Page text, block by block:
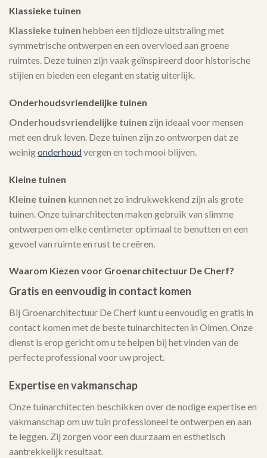
Klassieke tuinen
Klassieke tuinen hebben een tijdloze uitstraling met
symmetrische ontwerpen en een overvloed aan groene
ruimtes. Deze tuinen zijn vaak geïnspireerd door historische
stijlen en bieden een elegant en statig uiterlijk.
Onderhoudsvriendelijke tuinen
Onderhoudsvriendelijke tuinen zijn ideaal voor mensen
met een druk leven. Deze tuinen zijn zo ontworpen dat ze
weinigonderhoudvergen en toch mooi blijven.
Kleine tuinen
Kleine tuinen kunnen net zo indrukwekkend zijn als grote
tuinen. Onze tuinarchitecten maken gebruik van slimme
ontwerpen om elke centimeter optimaal te benutten en een
gevoel van ruimte en rust te creëren.
Waarom Kiezen voor Groenarchitectuur De Cherf?
Gratis en eenvoudig in contact komen
Bij Groenarchitectuur De Cherf kunt u eenvoudig en gratis in
contact komen met de beste tuinarchitecten in Olmen. Onze
dienst is erop gericht om u te helpen bij het vinden van de
perfecte professional voor uw project.
Expertise en vakmanschap
Onze tuinarchitecten beschikken over de nodige expertise en
vakmanschap om uw tuin professioneel te ontwerpen en aan
te leggen. Zij zorgen voor een duurzaam en esthetisch
aantrekkelijk resultaat.